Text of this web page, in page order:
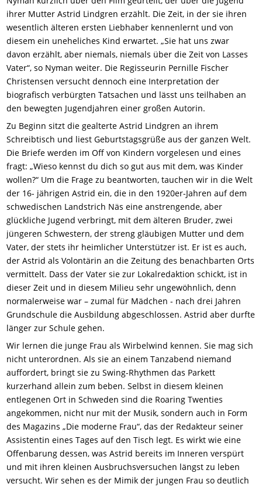
ihrer Mutter Astrid Lindgren erzählt. Die Zeit, in der sie ihren
wesentlich älteren ersten Liebhaber kennenlernt und von
diesem ein uneheliches Kind erwartet. „Sie hat uns zwar
davon erzählt, aber niemals, niemals über die Zeit von Lasses
Vater“, so Nyman weiter. Die Regisseurin Pernille Fischer
Christensen versucht dennoch eine Interpretation der
biografisch verbürgten Tatsachen und lässt uns teilhaben an
den bewegten Jugendjahren einer großen Autorin.
Zu Beginn sitzt die gealterte Astrid Lindgren an ihrem
Schreibtisch und liest Geburtstagsgrüße aus der ganzen Welt.
Die Briefe werden im Off von Kindern vorgelesen und eines
fragt: „Wieso kennst du dich so gut aus mit dem, was Kinder
wollen?“ Um die Frage zu beantworten, tauchen wir in die Welt
der 16- jährigen Astrid ein, die in den 1920er-Jahren auf dem
schwedischen Landstrich Näs eine anstrengende, aber
glückliche Jugend verbringt, mit dem älteren Bruder, zwei
jüngeren Schwestern, der streng gläubigen Mutter und dem
Vater, der stets ihr heimlicher Unterstützer ist. Er ist es auch,
der Astrid als Volontärin an die Zeitung des benachbarten Orts
vermittelt. Dass der Vater sie zur Lokalredaktion schickt, ist in
dieser Zeit und in diesem Milieu sehr ungewöhnlich, denn
normalerweise war – zumal für Mädchen - nach drei Jahren
Grundschule die Ausbildung abgeschlossen. Astrid aber durfte
länger zur Schule gehen.
Wir lernen die junge Frau als Wirbelwind kennen. Sie mag sich
nicht unterordnen. Als sie an einem Tanzabend niemand
auffordert, bringt sie zu Swing-Rhythmen das Parkett
kurzerhand allein zum beben. Selbst in diesem kleinen
entlegenen Ort in Schweden sind die Roaring Twenties
angekommen, nicht nur mit der Musik, sondern auch in Form
des Magazins „Die moderne Frau“, das der Redakteur seiner
Assistentin eines Tages auf den Tisch legt. Es wirkt wie eine
Offenbarung dessen, was Astrid bereits im Inneren verspürt
und mit ihren kleinen Ausbruchsversuchen längst zu leben
versucht. Wir sehen es der Mimik der jungen Frau so deutlich